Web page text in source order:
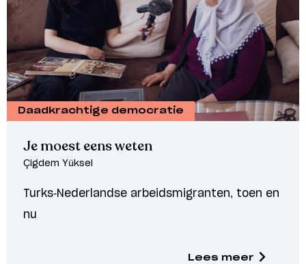
Daadkrachtige democratie
Je moest eens weten
Çigdem Yüksel
Turks-Nederlandse arbeidsmigranten, toen en
nu
Lees meer